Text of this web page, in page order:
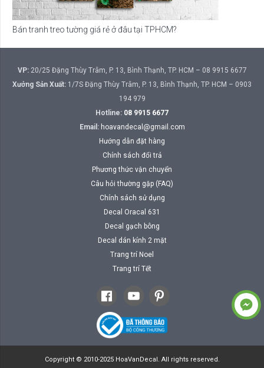
Bán tranh treo tường giá rẻ ở đâu tại TPHCM?
VP:20/25 Đặng Thùy Trâm, P. 13, Bình Thạnh, TP. HCM – 08 9915 6677
Xưởng Sản Xuất: 1/7S Đặng Thùy Trâm, P. 13, Bình Thạnh, TP. HCM – 0903
194 979
Hotline: 08 9915 6677
Email: hoavandecal@gmail.com
Hướng dẫn đặt hàng
Chính sách đổi trả
Phương thức vận chuyển
Câu hỏi thường gặp (FAQ)
Chính sách sử dụng
Decal Oracal 631
Decal gạch bông
Decal dán kính 2 mặt
Trang trí Noel
Trang trí Tết
Copyright © 2010-2025 HoaVanDecal. All rights reserved.